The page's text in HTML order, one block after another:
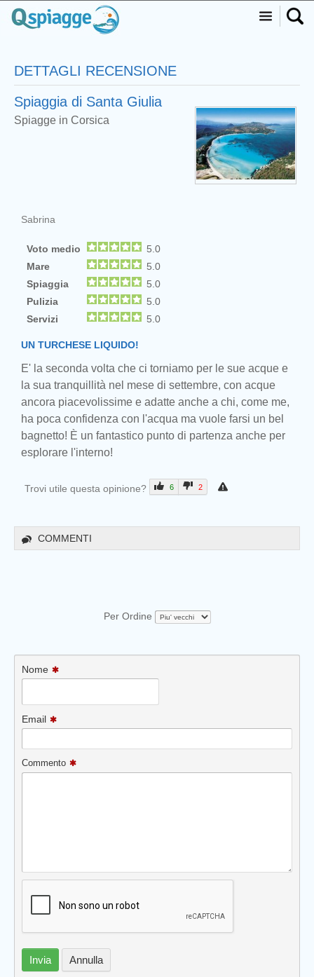
DETTAGLI RECENSIONE
Spiaggia di Santa Giulia
Spiagge in Corsica
Sabrina
Voto medio
5.0
Mare
5.0
Spiaggia
5.0
Pulizia
5.0
Servizi
5.0
UN TURCHESE LIQUIDO!
E' la seconda volta che ci torniamo per le sue acque e
la sua tranquillità nel mese di settembre, con acque
ancora piacevolissime e adatte anche a chi, come me,
ha poca confidenza con l'acqua ma vuole farsi un bel
bagnetto! È un fantastico punto di partenza anche per
esplorare l'interno!
Trovi utile questa opinione? 6 2
COMMENTI
Per Ordine
Nome
Email
Commento
Invia Annulla